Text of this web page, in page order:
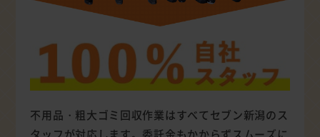
不用品・粗大ゴミ回収作業はすべてセブン新潟のス
タッフが対応します。委託金もかからずスムーズに